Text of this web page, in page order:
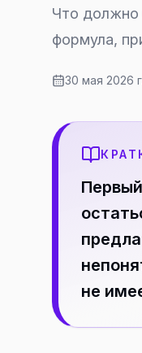
Что должно
формула,
30 мая 2026
не